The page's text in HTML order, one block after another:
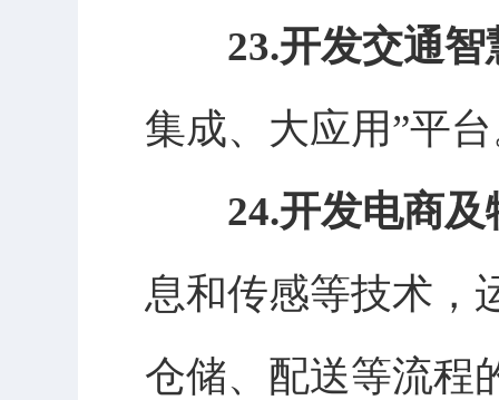
23.开发交通
集成、大应用”平
24.开发电商
息和传感等技术，
仓储、配送等流程